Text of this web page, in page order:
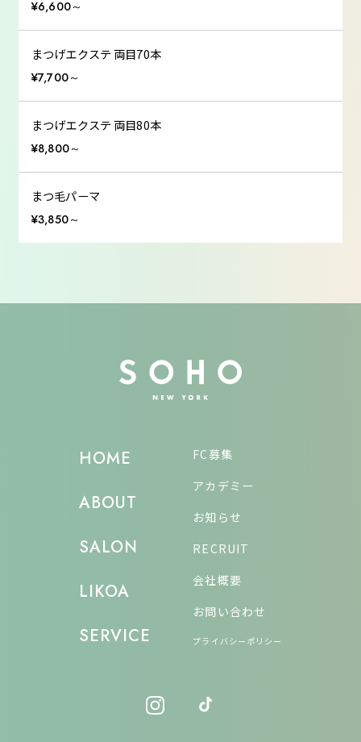
¥6,600～
まつげエクステ 両目70本
¥7,700～
まつげエクステ 両目80本
¥8,800～
まつ毛パーマ
¥3,850～
HOME
ABOUT
SALON
LIKOA
SERVICE
FC募集
アカデミー
お知らせ
RECRUIT
会社概要
お問い合わせ
プライバシーポリシー